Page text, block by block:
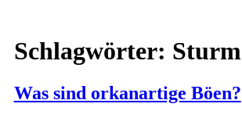
Schlagwörter: Sturm
Was sind orkanartige Böen?